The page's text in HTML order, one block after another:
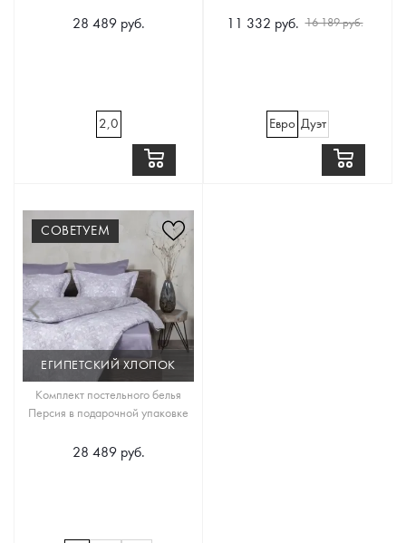
28 489 руб.
2,0
11 332 руб. 16 189 руб.
Евро Дуэт
СОВЕТУЕМ
ЕГИПЕТСКИЙ ХЛОПОК
Комплект постельного белья
Персия в подарочной упаковке
28 489 руб.